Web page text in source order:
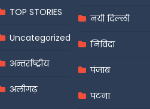
TOP STORIES
Uncategorized
अन्तर्राष्ट्रीय
अलीगढ़
नयी दिल्ली
निविदा
पंजाब
पटना